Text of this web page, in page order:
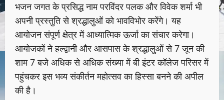
भजन जगत के प्रसिद्ध नाम परविंदर पलक और विवेक शर्मा भी
अपनी प्रस्तुति से श्रद्धालुओं को भावविभोर करेंगे। यह
आयोजन संपूर्ण क्षेत्र में आध्यात्मिक ऊर्जा का संचार करेगा।
आयोजकों ने हल्द्वानी और आसपास के श्रद्धालुओं से 7 जून की
शाम 7 बजे अधिक से अधिक संख्या में बी इंटर कॉलेज परिसर में
पहुंचकर इस भव्य संकीर्तन महोत्सव का हिस्सा बनने की अपील
की है।